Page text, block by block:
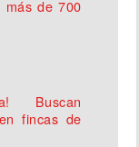
más de 700
Buscan
fincas de